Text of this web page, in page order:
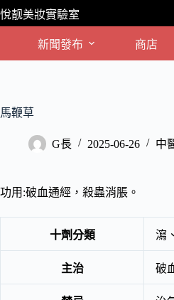
跳
至
要
悅靓美妝實驗室
新聞發布 商店
馬鞭草
G長 2025-06-26 中
功用:破血通經，殺蟲消脹。
十劑分類 瀉
主治 破